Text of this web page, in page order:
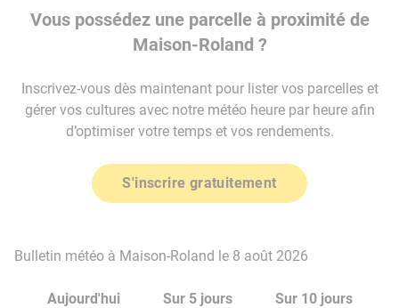
Vous possédez une parcelle à proximité de
Maison-Roland ?
Inscrivez-vous dès maintenant pour lister vos parcelles et
gérer vos cultures avec notre météo heure par heure afin
d’optimiser votre temps et vos rendements.
S'inscrire gratuitement
Bulletin météo à Maison-Roland le 8 août 2026
Aujourd'hui Sur 5 jours Sur 10 jours